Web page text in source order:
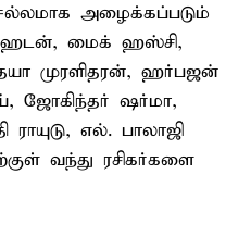
அழைக்கப்படும்
மைக் ஹஸ்சி,
முரளிதரன், ஹர்பஜன்
ஜோகிந்தர் ஷர்மா,
எல். பாலாஜி
வந்து ரசிகர்களை